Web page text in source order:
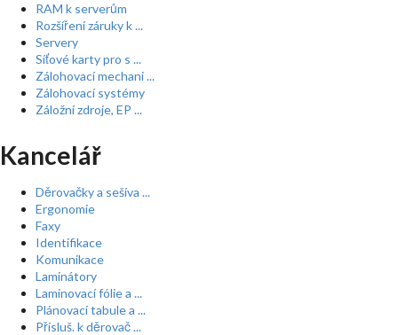
RAM k serverům
Rozšíření záruky k ...
Servery
Síťové karty pro s ...
Zálohovací mechani ...
Zálohovací systémy
Záložní zdroje, EP ...
Kancelář
Děrovačky a sešíva ...
Ergonomie
Faxy
Identifikace
Komunikace
Laminátory
Laminovací fólie a ...
Plánovací tabule a ...
Přísluš. k děrovač ...